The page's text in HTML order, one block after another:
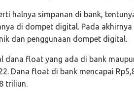
halnya simpanan di bank,
di dompet digital. Pada akhirnya
dan penggunaan dompet digital.
dana float yang ada di bank
Dana float di bank mencapai
triliun.